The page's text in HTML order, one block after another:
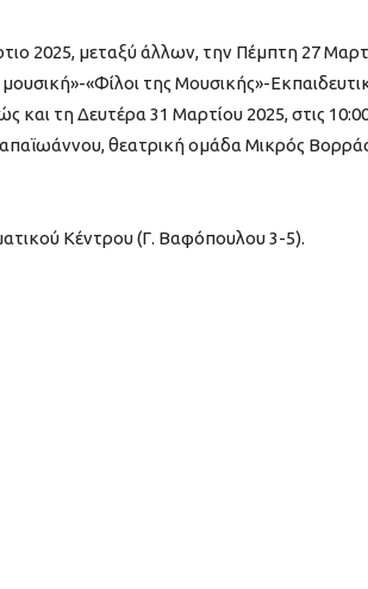
2025, μεταξύ άλλων, την Πέμπτη 27
«Φίλοι της Μουσικής»-
τη Δευτέρα 31 Μαρτίου 2025, στις
θεατρική ομάδα Μικρός
Κέντρου (Γ. Βαφόπουλου 3-5).